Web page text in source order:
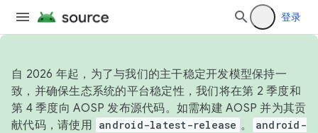
登录
自 2026 年起，为了与我们的主干稳定开发模型保持一
致，并确保生态系统的平台稳定性，我们将在第 2 季度和
第 4 季度向 AOSP 发布源代码。如需构建 AOSP 并为其贡
献代码，请使用 android-latest-release 。
android-